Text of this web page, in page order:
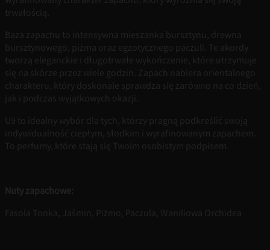
trwałością.
Baza zapachu to intensywna mieszanka bursztynu, drewna
bursztynowego, piżma oraz egzotycznego paczuli. Te akordy
tworzą eleganckie i długotrwałe wykończenie, które utrzymuje
się na skórze przez wiele godzin. Zapach nabiera orientalnego
charakteru, który doskonale sprawdza się zarówno na co dzień,
jak i podczas wyjątkowych okazji.
U9 to idealny wybór dla tych, którzy pragną podkreślić swoją
indywidualność ciepłym, słodkim i wyrafinowanym zapachem.
To perfumy, które stają się Twoim osobistym podpisem.
Nuty zapachowe:
Fasola Tonka, Jaśmin, Piżmo, Paczula, Waniliowa Orchidea